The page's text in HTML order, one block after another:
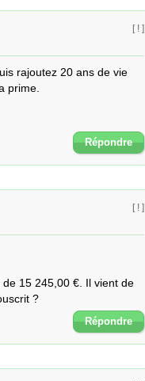
[ ! ]
rajoutez 20 ans de vie
prime.
Répondre
[ ! ]
15 245,00 €. Il vient de
?
Répondre